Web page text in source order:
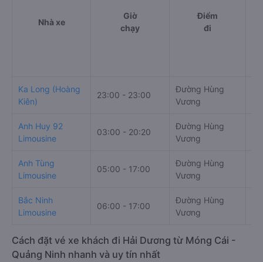
Nhà xe
Giờ
chạy
Điểm
đi
Ka Long (Hoàng
Kiên)
23:00 - 23:00
Đường Hùng
Vương
Anh Huy 92
Limousine
03:00 - 20:20
Đường Hùng
Vương
Anh Tùng
Limousine
05:00 - 17:00
Đường Hùng
Vương
Bắc Ninh
Limousine
06:00 - 17:00
Đường Hùng
Vương
Cách đặt vé xe khách đi Hải Dương từ Móng Cái -
Quảng Ninh nhanh và uy tín nhất